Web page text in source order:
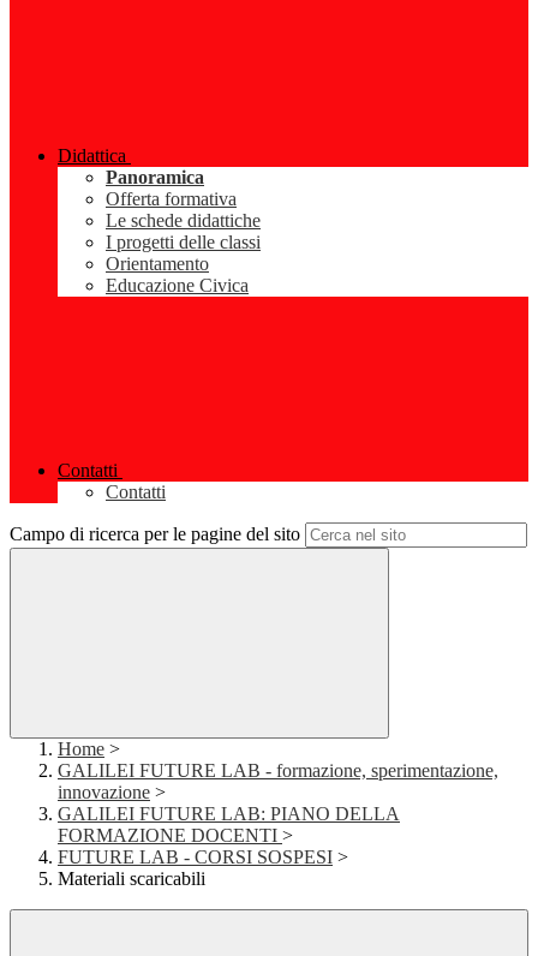
Didattica
Panoramica
Offerta formativa
Le schede didattiche
I progetti delle classi
Orientamento
Educazione Civica
Contatti
Contatti
Campo di ricerca per le pagine del sito
Home >
GALILEI FUTURE LAB - formazione, sperimentazione,
innovazione >
GALILEI FUTURE LAB: PIANO DELLA
FORMAZIONE DOCENTI >
FUTURE LAB - CORSI SOSPESI >
Materiali scaricabili